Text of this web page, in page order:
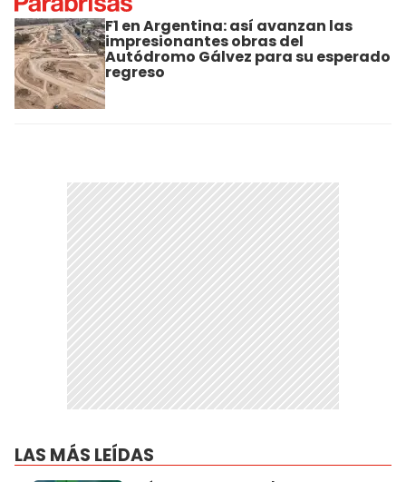
F1 en Argentina: así avanzan las
impresionantes obras del
Autódromo Gálvez para su esperado
regreso
LAS MÁS LEÍDAS